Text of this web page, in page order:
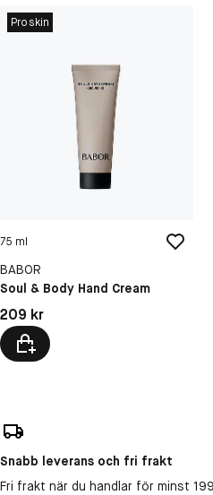
Proskin
75 ml
BABOR
Soul & Body Hand Cream
Pris: 209 kr
209 kr
Snabb leverans och fri frakt
Fri frakt när du handlar för minst